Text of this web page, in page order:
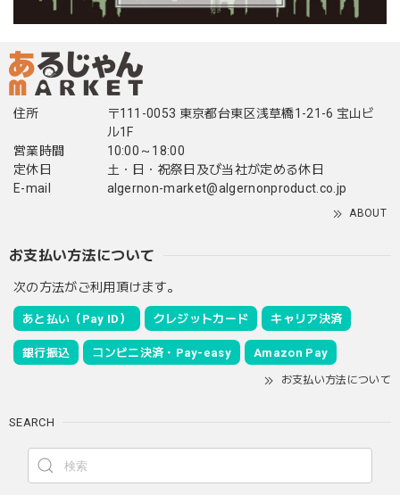
住所
〒111-0053 東京都台東区浅草橋1-21-6 宝山ビ
ル1F
営業時間
10:00～18:00
定休日
土・日・祝祭日及び当社が定める休日
E-mail
algernon-market@algernonproduct.co.jp
ABOUT
お支払い方法について
次の方法がご利用頂けます。
あと払い（Pay ID） クレジットカード キャリア決済
銀行振込 コンビニ決済・Pay-easy Amazon Pay
お支払い方法について
SEARCH